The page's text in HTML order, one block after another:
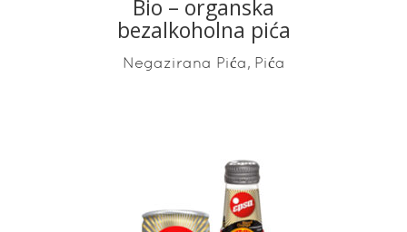
Bio – organska
bezalkoholna pića
Negazirana Pića, Pića